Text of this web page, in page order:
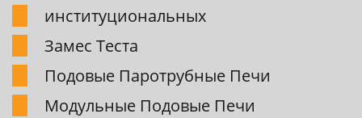
институциональных
Замес Теста
Подовые Паpотpубные Печи
Модульные Подовые Печи